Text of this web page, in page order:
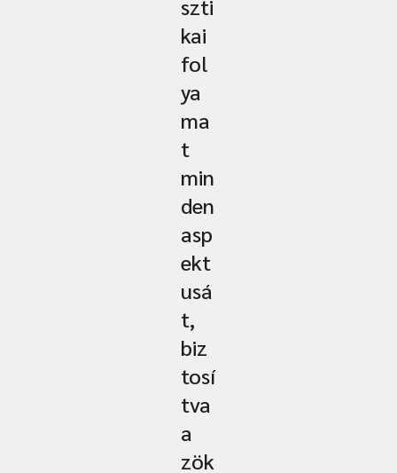
szti
kai
fol
ya
ma
t
min
den
asp
ekt
usá
t,
biz
tosí
tva
a
zök